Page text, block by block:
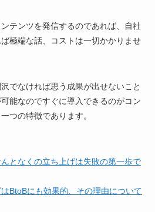
テンツを発信するのであれば、自社
極端な話、コストは一切かかりませ
でなければ思う成果が出せないこと
能なのですぐに導入できるのがコン
つの特徴であります。
となくの立ち上げは失敗の第一歩で
BtoBにも効果的、その理由について